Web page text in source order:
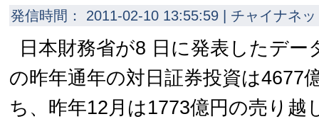
発信時間： 2011-02-10 13:55:59 | チャイナネ
日本財務省が8 日に発表したデー
の昨年通年の対日証券投資は4677
ち、昨年12月は1773億円の売り越